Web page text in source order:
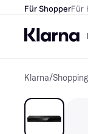
Für ShopperFür
Klarna/Shopping